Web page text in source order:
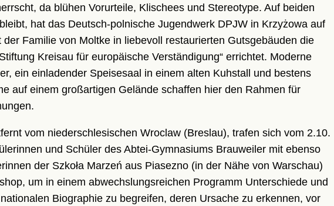
da blühen Vorurteile, Klischees und Stereotype. Auf beiden
hat das Deutsch-polnische Jugendwerk DPJW in Krzyżowa auf
Familie von Moltke in liebevoll restaurierten Gutsgebäuden die
Kreisau für europäische Verständigung“ errichtet. Moderne
ein einladender Speisesaal in einem alten Kuhstall und bestens
auf einem großartigen Gelände schaffen hier den Rahmen für
vom niederschlesischen Wroclaw (Breslau), trafen sich vom 2.10.
und Schüler des Abtei-Gymnasiums Brauweiler mit ebenso
der Szkoła Marzeń aus Piasezno (in der Nähe von Warschau)
um in einem abwechslungsreichen Programm Unterschiede und
Biographie zu begreifen, deren Ursache zu erkennen, vor